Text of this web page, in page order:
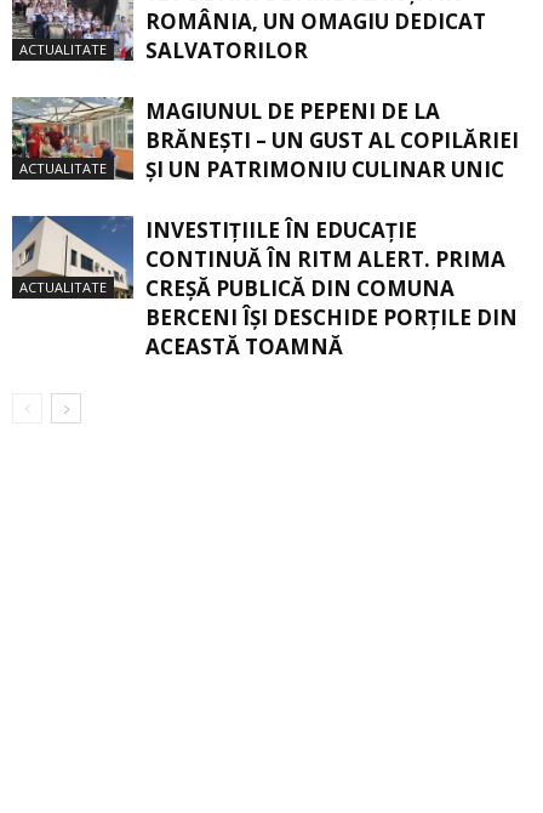
ACTUALITATE
ROMÂNIA, UN OMAGIU DEDICAT
SALVATORILOR
ACTUALITATE
MAGIUNUL DE PEPENI DE LA
BRĂNEŞTI – UN GUST AL COPILĂRIEI
ŞI UN PATRIMONIU CULINAR UNIC
ACTUALITATE
INVESTIȚIILE ÎN EDUCAȚIE
CONTINUĂ ÎN RITM ALERT. PRIMA
CREŞĂ PUBLICĂ DIN COMUNA
BERCENI ÎŞI DESCHIDE PORŢILE DIN
ACEASTĂ TOAMNĂ